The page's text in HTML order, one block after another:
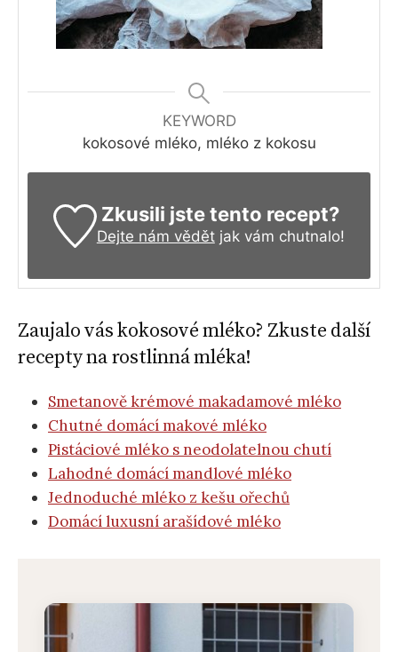
KEYWORD
kokosové mléko, mléko z kokosu
Zkusili jste tento recept?
Dejte nám vědětjak vám chutnalo!
Zaujalo vás kokosové mléko? Zkuste další
recepty na rostlinná mléka!
Smetanově krémové makadamové mléko
Chutné domácí makové mléko
Pistáciové mléko s neodolatelnou chutí
Lahodné domácí mandlové mléko
Jednoduché mléko z kešu ořechů
Domácí luxusní arašídové mléko